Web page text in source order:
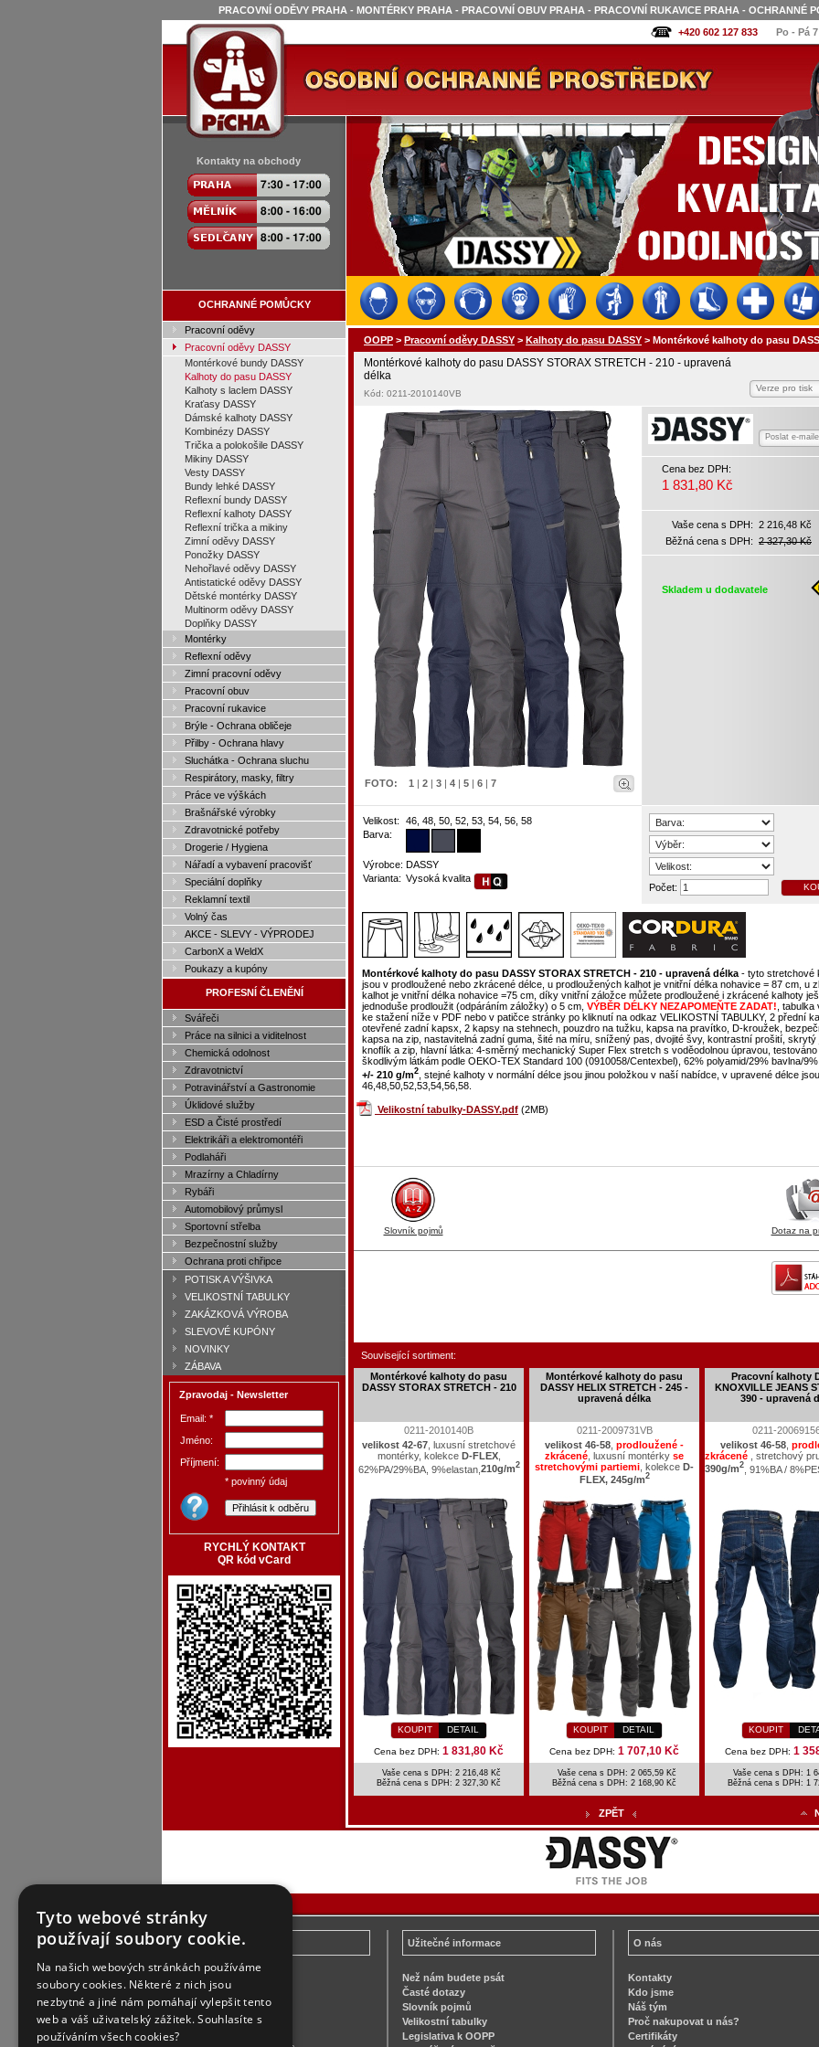
PRACOVNÍ ODĚVY PRAHA - MONTÉRKY PRAHA - PRACOVNÍ OBUV PRAHA - PRACOVNÍ RUKAVICE PRAHA - OCHRANNÉ
+420 602 127 833
Po - Pá
Kontakty na obchody
OCHRANNÉ POMŮCKY
Pracovní oděvy
Pracovní oděvy DASSY
Montérkové bundy DASSY
Kalhoty do pasu DASSY
Kalhoty s laclem DASSY
Kraťasy DASSY
Dámské kalhoty DASSY
Kombinézy DASSY
Trička a polokošile DASSY
Mikiny DASSY
Vesty DASSY
Bundy lehké DASSY
Reflexní bundy DASSY
Reflexní kalhoty DASSY
Reflexní trička a mikiny
Zimní oděvy DASSY
Ponožky DASSY
Nehořlavé oděvy DASSY
Antistatické oděvy DASSY
Dětské montérky DASSY
Multinorm oděvy DASSY
Doplňky DASSY
Montérky
Reflexní oděvy
Zimní pracovní oděvy
Pracovní obuv
Pracovní rukavice
Brýle - Ochrana obličeje
Přilby - Ochrana hlavy
Sluchátka - Ochrana sluchu
Respirátory, masky, filtry
Práce ve výškách
Brašnářské výrobky
Zdravotnické potřeby
Drogerie / Hygiena
Nářadí a vybavení pracovišť
Speciální doplňky
Reklamní textil
Volný čas
AKCE - SLEVY - VÝPRODEJ
CarbonX a WeldX
Poukazy a kupóny
PROFESNÍ ČLENĚNÍ
Svářeči
Práce na silnici a viditelnost
Chemická odolnost
Zdravotnictví
Potravinářství a Gastronomie
Úklidové služby
ESD a Čisté prostředí
Elektrikáři a elektromontéři
Podlaháři
Mrazírny a Chladírny
Rybáři
Automobilový průmysl
Sportovní střelba
Bezpečnostní služby
Ochrana proti chřipce
POTISK A VÝŠIVKA
VELIKOSTNÍ TABULKY
ZAKÁZKOVÁ VÝROBA
SLEVOVÉ KUPÓNY
NOVINKY
ZÁBAVA
Zpravodaj - Newsletter
Email: *
Jméno:
Příjmení:
* povinný údaj
RYCHLÝ KONTAKT
QR kód vCard
OOPP > Pracovní oděvy DASSY > Kalhoty do pasu DASSY > Montérkové kalhoty do pasu
Montérkové kalhoty do pasu DASSY STORAX STRETCH - 210 - upravená
délka
Kód: 0211-2010140VB
Verze pro tisk
FOTO: 1 | 2 | 3 | 4 | 5 | 6 | 7
Poslat e-
Cena bez DPH:
1 831,80 Kč
Vaše cena s DPH: 2 216,48 Kč
Běžná cena s DPH: 2 327,30 Kč
Skladem u dodavatele
Velikost:
46, 48, 50, 52, 53, 54, 56, 58
Barva:
Výrobce: DASSY
Varianta: Vysoká kvalita
Počet:
Montérkové kalhoty do pasu DASSY STORAX STRETCH - 210 - upravená délka - tyto stretchové
jsou v prodloužené nebo zkrácené délce, u prodloužených kalhot je vnitřní délka nohavice = 87 cm, u
kalhot je vnitřní délka nohavice =75 cm, díky vnitřní záložce můžete prodloužené i zkrácené kalhoty
jednoduše prodloužit (odpáráním záložky) o 5 cm, VÝBĚR DÉLKY NEZAPOMEŇTE ZADAT! ,
ke stažení níže v PDF nebo v patičce stránky po kliknutí na odkaz VELIKOSTNÍ TABULKY, 2 přední
otevřené zadní kapsx, 2 kapsy na stehnech, pouzdro na tužku, kapsa na pravítko, D-kroužek,
kapsa na zip, nastavitelná zadní guma, šité na míru, snížený pas, dvojité švy, kontrastní prošití, skrytý
knoflík a zip, hlavní látka: 4-směrný mechanický Super Flex stretch s voděodolnou úpravou, testováno
škodlivým látkám podle OEKO-TEX Standard 100 (0910058/Centexbel), 62% polyamid/29% bavlna/
+/- 210 g/m2 , stejné kalhoty v normální délce jsou jinou položkou v naší nabídce, v upravené délce
46,48,50,52,53,54,56,58.
Velikostní tabulky-DASSY.pdf (2MB)
Slovník pojmů Dotaz na
Související sortiment:
Montérkové kalhoty do pasu
DASSY STORAX STRETCH - 210
0211-2010140B
velikost 42-67 , luxusní stretchové
montérky, kolekce D-FLEX,
62%PA/29%BA, 9%elastan, 210g/m2
KOUPIT DETAIL
Cena bez DPH: 1 831,80 Kč
Vaše cena s DPH: 2 216,48 Kč
Běžná cena s DPH: 2 327,30 Kč
Montérkové kalhoty do pasu
DASSY HELIX STRETCH - 245 -
upravená délka
0211-2009731VB
velikost 46-58 prodloužené -
zkrácené , luxusní montérky se
stretchovými partiemi , kolekce D-
FLEX, 245g/m2
KOUPIT DETAIL
Cena bez DPH: 1 707,10 Kč
Vaše cena s DPH: 2 065,59 Kč
Běžná cena s DPH: 2 168,90 Kč
Pracovní kalhoty
KNOXVILLE JEANS
390 - upravená
0211-
velikost 46-58
zkrácené
, stretchový
390g/m2 , 91%BA /
KOUPIT
Cena bez DPH: 1
Vaše cena s DPH: 1
Běžná cena s DPH: 1
ZPĚT
Zákaznický servis
Vše o nákupu
Platba
Doprava
Obchodní podmínky
Náhradní plnění
Užitečné informace
Než nám budete psát
Časté dotazy
Slovník pojmů
Velikostní tabulky
Legislativa k OOPP
O nás
Kontakty
Kdo jsme
Náš tým
Proč nakupovat u nás?
Certifikáty
Tyto webové stránky
používají soubory cookie.
Na našich webových stránkách používáme
soubory cookies. Některé z nich jsou
nezbytné a jiné nám pomáhají vylepšit tento
web a váš uživatelský zážitek. Souhlasíte s
používáním všech cookies?